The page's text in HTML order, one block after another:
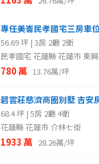
56.69 坪 | 3房 2廳 2衛
民孝國宅 花蓮縣 花蓮市 東
780 萬 13.76萬/坪
碧雲莊慈濟商圈別墅 吉安
68.4 坪 | 5房 2廳 4衛
花蓮縣 花蓮市 介林七街
1933 萬 28.26萬/坪